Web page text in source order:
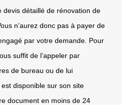
devis détaillé de rénovation de
n’aurez donc pas à payer de
par votre demande. Pour
suffit de l’appeler par
de bureau ou de lui
disponible sur son site
document en moins de 24